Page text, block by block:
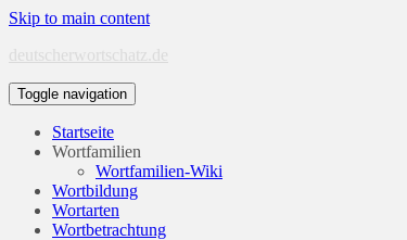
Skip to main content
deutscherwortschatz.de
Toggle navigation
Startseite
Wortfamilien
Wortfamilien-Wiki
Wortbildung
Wortarten
Wortbetrachtung